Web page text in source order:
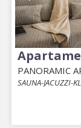
PANORAMIC
SAUNA-JACUZZI-